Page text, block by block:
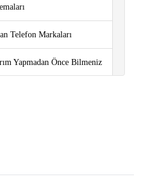
Telefon Markaları
Yapmadan Önce Bilmeniz